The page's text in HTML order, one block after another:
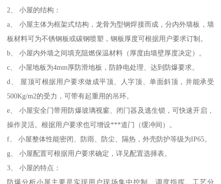
2、 小屋的结构：
a、 小屋主体为框架式结构，龙骨为型钢焊接而成，分内外墙板，墙
板材料可为不锈钢板或碳钢喷塑，钢板厚度可根据用户要求订制。
b、 小屋内外墙之间填充阻燃保温材料（厚度由墙壁厚度决定）。
c、 小屋地板为4mm厚防滑地板，防静电处理、达到防爆要求。
d、 屋顶可根据用户要求做成平顶、人字顶、单面斜顶，并能承受
500Kg/m2的受力，可带有起重用的吊环。
e、 小屋安全门带用防爆玻璃视窗、闭门器及逃生锁，可快速开启，
操作灵活。根据用户要求也可增设***道门（缓冲间）。
f、 小屋整体性能密闭、防雨、防尘、隔热，外壳防护等级为IP65。
g、 小屋配置可根据用户要求确定，详见配置选择表。
3、 小屋的特点：
防爆分析小屋主要是实现用户现场集中控制、调度指挥、工艺分